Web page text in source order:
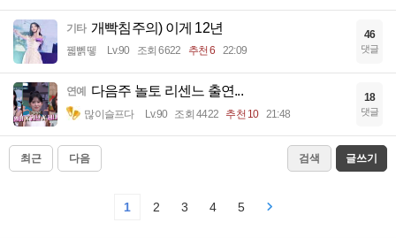
기타 개빡침주의) 이게 12년
꿻뻵뗗 Lv.90 조회 6622 추천 6 22:09
46
댓글
연예 다음주 놀토 리센느 출연...
많이슬프다 Lv.90 조회 4422 추천 10 21:48
18
댓글
최근 다음 검색 글쓰기
1 2 3 4 5